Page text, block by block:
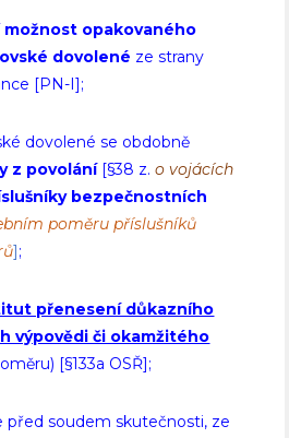
možnost opakovaného
dovolené ze strany
[PN-I];
dovolené se obdobně
z povolání[§38 z. o vojácích
bezpečnostních
poměru příslušníků
];
přenesení důkazního
výpovědi či okamžitého
[§133a OSŘ];
před soudem skutečnosti, ze